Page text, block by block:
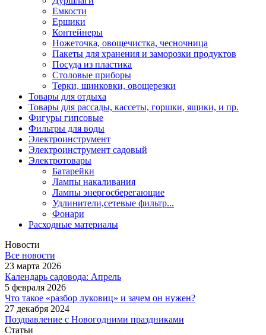
Емкости
Ершики
Контейнеры
Ножеточка, овощечистка, чесночница
Пакеты для хранения и заморозки продуктов
Посуда из пластика
Столовые приборы
Терки, шинковки, овощерезки
Товары для отдыха
Товары для рассады, кассеты, горшки, ящики, и пр.
Фигуры гипсовые
Фильтры для воды
Электроинструмент
Электроинструмент садовый
Электротовары
Батарейки
Лампы накаливания
Лампы энергосберегающие
Удлинители,сетевые фильтр...
Фонари
Расходные материалы
Новости
Все новости
23 марта 2026
Календарь садовода: Апрель
5 февраля 2026
Что такое «разбор луковиц» и зачем он нужен?
27 декабря 2024
Поздравление с Новогодними праздниками
Статьи